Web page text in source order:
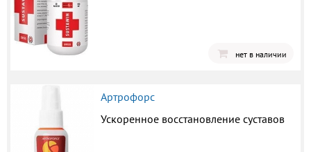
нет в наличии
Артрофорс
Ускоренное восстановление суставов